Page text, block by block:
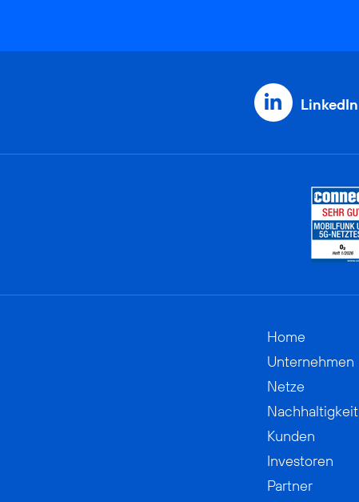
LinkedIn
Home
Unternehmen
Netze
Nachhaltigkeit
Kunden
Investoren
Partner